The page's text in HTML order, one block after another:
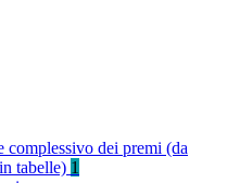
complessivo dei premi (da
tabelle) 1